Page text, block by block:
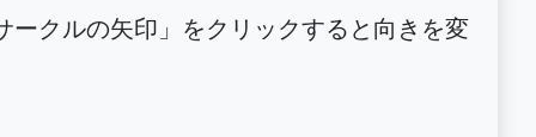
クルの矢印」をクリックすると向きを変